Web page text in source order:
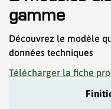
gamme
Découvrez le modèle
données techniques
Télécharger la fiche